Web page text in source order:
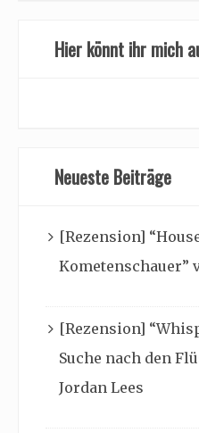
Hier könnt ihr mich
Neueste Beiträge
[Rezension]
Kometenschauer”
[Rezension]
Suche nach den
Jordan Lees